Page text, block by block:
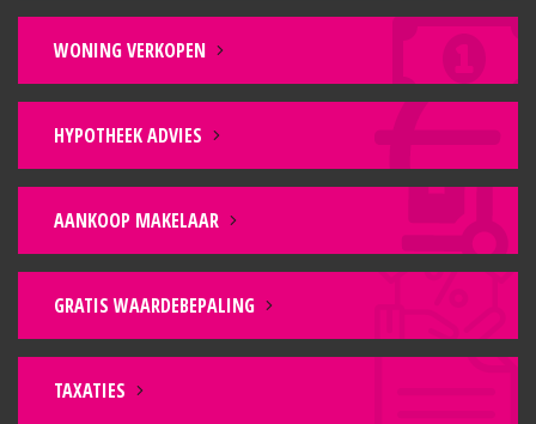
WONING VERKOPEN
HYPOTHEEK ADVIES
AANKOOP MAKELAAR
GRATIS WAARDEBEPALING
TAXATIES